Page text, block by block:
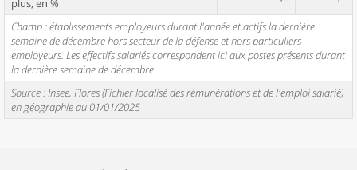
plus, en %
Champ : établissements employeurs durant l'année et actifs la dernière
semaine de décembre hors secteur de la défense et hors particuliers
employeurs. Les effectifs salariés correspondent ici aux postes présents durant
la dernière semaine de décembre.
Source : Insee, Flores (Fichier localisé des rémunérations et de l'emploi salarié)
en géographie au 01/01/2025